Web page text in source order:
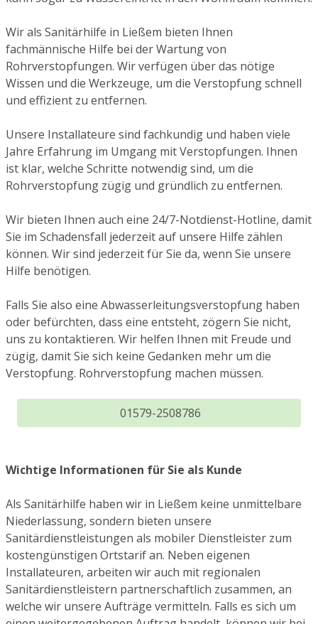
Wir als Sanitärhilfe in Ließem bieten Ihnen
fachmännische Hilfe bei der Wartung von
Rohrverstopfungen. Wir verfügen über das nötige
Wissen und die Werkzeuge, um die Verstopfung schnell
und effizient zu entfernen.
Unsere Installateure sind fachkundig und haben viele
Jahre Erfahrung im Umgang mit Verstopfungen. Ihnen
ist klar, welche Schritte notwendig sind, um die
Rohrverstopfung zügig und gründlich zu entfernen.
Wir bieten Ihnen auch eine 24/7-Notdienst-Hotline, damit
Sie im Schadensfall jederzeit auf unsere Hilfe zählen
können. Wir sind jederzeit für Sie da, wenn Sie unsere
Hilfe benötigen.
Falls Sie also eine Abwasserleitungsverstopfung haben
oder befürchten, dass eine entsteht, zögern Sie nicht,
uns zu kontaktieren. Wir helfen Ihnen mit Freude und
zügig, damit Sie sich keine Gedanken mehr um die
Verstopfung. Rohrverstopfung machen müssen.
01579-2508786
Wichtige Informationen für Sie als Kunde
Als Sanitärhilfe haben wir in Ließem keine unmittelbare
Niederlassung, sondern bieten unsere
Sanitärdienstleistungen als mobiler Dienstleister zum
kostengünstigen Ortstarif an. Neben eigenen
Installateuren, arbeiten wir auch mit regionalen
Sanitärdienstleistern partnerschaftlich zusammen, an
welche wir unsere Aufträge vermitteln. Falls es sich um